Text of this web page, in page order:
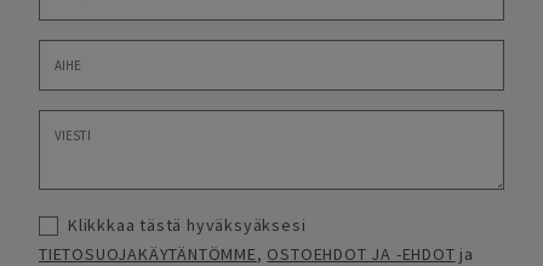
Klikkkaa tästä hyväksyäksesi
TIETOSUOJAKÄYTÄNTÖMME, OSTOEHDOT JA -EHDOT ja